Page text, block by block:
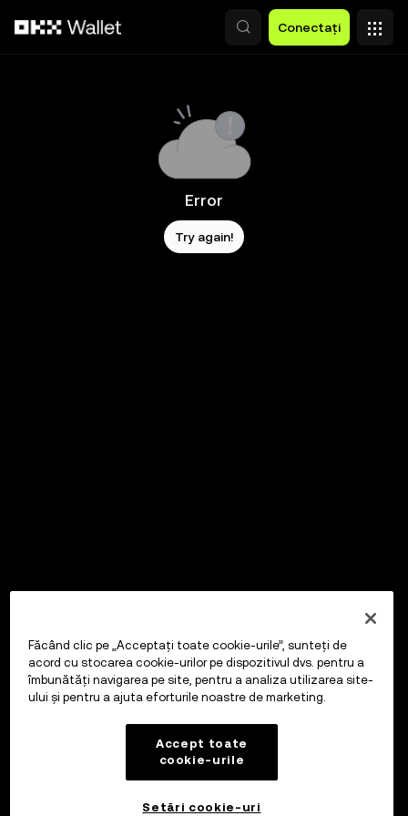
Conectați
Error
Try again!
Făcând clic pe „Acceptați toate cookie-urile”, sunteți de
acord cu stocarea cookie-urilor pe dispozitivul dvs. pentru a
îmbunătăți navigarea pe site, pentru a analiza utilizarea site-
ului și pentru a ajuta eforturile noastre de marketing.
Accept toate
cookie-urile
Setări cookie-uri